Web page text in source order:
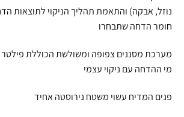
נוזל, אבקה) והתאמת תהליך הניקוי לתוצאות
חומר הדחה שתבחרו
מערכת מסננים צפופה ומשולשת הכוללת פילטר
מי ההדחה עם ניקוי עצמי
פנים המדיח עשוי משטח נירוסטה אחיד